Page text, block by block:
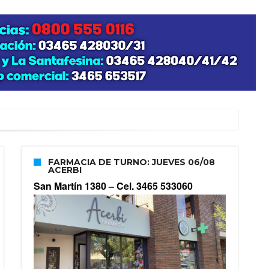
FARMACIA DE TURNO: JUEVES 06/08
ACERBI
San Martín 1380 –Cel. 3465 533060